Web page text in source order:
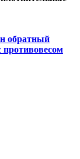
обратный